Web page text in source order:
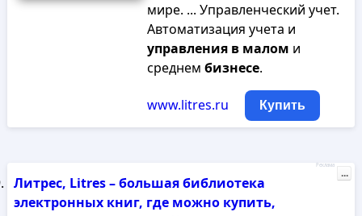
мире. ... Управленческий учет.
Автоматизация учета и
управления в малом и
среднем бизнесе.
www.litres.ru Купить
Литрес, Litres – большая библиотека
электронных книг, где можно купить,
Реклама
...